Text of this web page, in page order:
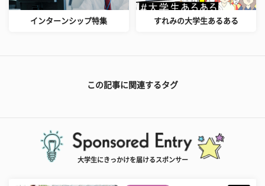
インターンシップ特集 すれみの大学生あるある
この記事に関連するタグ
大学生にきっかけを届けるスポンサー